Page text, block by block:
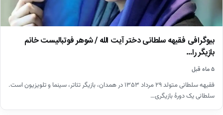
بیوگرافی فقیهه سلطانی دختر آیت الله / شوهر فوتبالیست خانم
بازیگر را…
۵ ماه قبل
فقیهه سلطانی متولد ۲۹ مرداد ۱۳۵۳ در همدان، بازیگر تئاتر، سینما و تلویزیون است.
سلطانی یک دورهٔ بازیگری…